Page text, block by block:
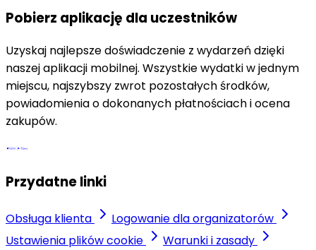
Pobierz aplikację dla uczestników
Uzyskaj najlepsze doświadczenie z wydarzeń dzięki
naszej aplikacji mobilnej. Wszystkie wydatki w jednym
miejscu, najszybszy zwrot pozostałych środków,
powiadomienia o dokonanych płatnościach i ocena
zakupów.
Przydatne linki
Obsługa klienta
Logowanie dla organizatorów
Ustawienia plików cookie
Warunki i zasady